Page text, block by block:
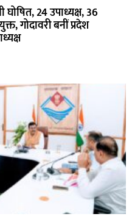
घोषित, 24 उपाध्यक्ष, 36
गोदावरी बनीं प्रदेश